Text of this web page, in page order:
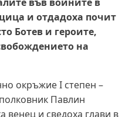
и отдадоха почит
Ботев и героите,
на
окръжие I степен –
Павлин
и сведоха глави в